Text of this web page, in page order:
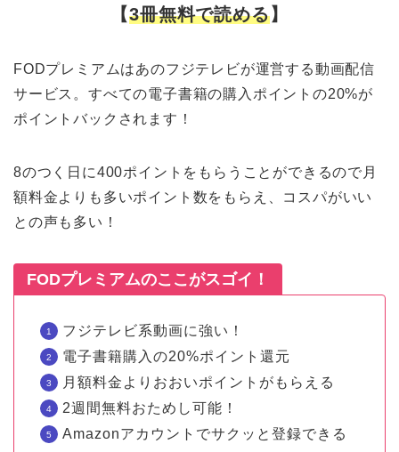
【3冊無料で読める】
FODプレミアムはあのフジテレビが運営する動画配信
サービス。すべての電子書籍の購入ポイントの20%が
ポイントバックされます！
8のつく日に400ポイントをもらうことができるので月
額料金よりも多いポイント数をもらえ、コスパがいい
との声も多い！
FODプレミアムのここがスゴイ！
フジテレビ系動画に強い！
電子書籍購入の20%ポイント還元
月額料金よりおおいポイントがもらえる
2週間無料おためし可能！
Amazonアカウントでサクッと登録できる